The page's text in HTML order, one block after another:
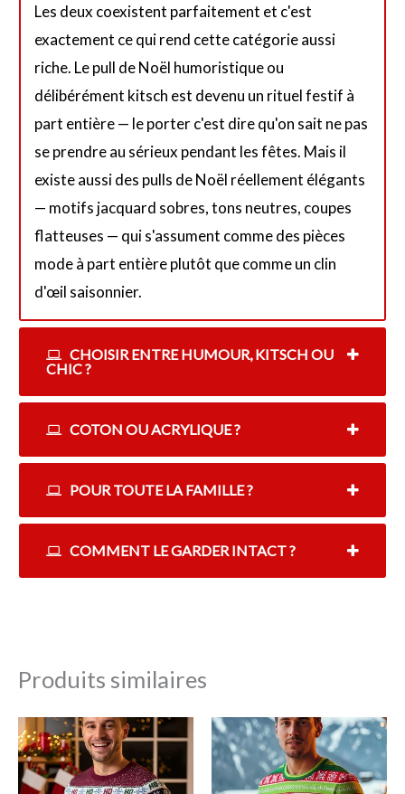
Les deux coexistent parfaitement et c'est
exactement ce qui rend cette catégorie aussi
riche. Le pull de Noël humoristique ou
délibérément kitsch est devenu un rituel festif à
part entière — le porter c'est dire qu'on sait ne pas
se prendre au sérieux pendant les fêtes. Mais il
existe aussi des pulls de Noël réellement élégants
— motifs jacquard sobres, tons neutres, coupes
flatteuses — qui s'assument comme des pièces
mode à part entière plutôt que comme un clin
d'œil saisonnier.
CHOISIR ENTRE HUMOUR, KITSCH OU
CHIC ?
COTON OU ACRYLIQUE ?
POUR TOUTE LA FAMILLE ?
COMMENT LE GARDER INTACT ?
Produits similaires